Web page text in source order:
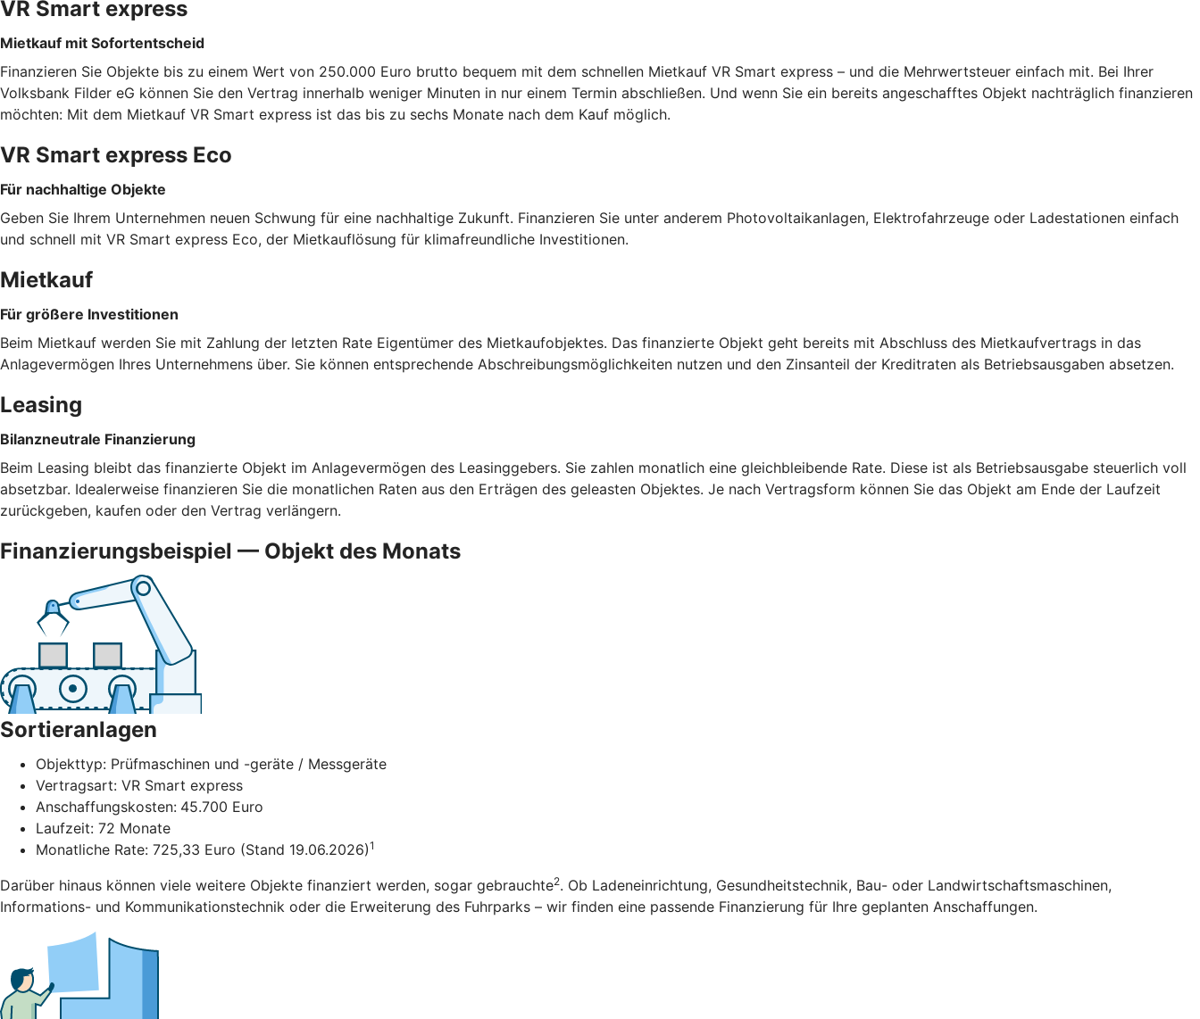
VR Smart express
Mietkauf mit Sofortentscheid
Finanzieren Sie Objekte bis zu einem Wert von 250.000 Euro brutto bequem mit dem schnellen Mietkauf VR Smart express – und die Mehrwertsteuer einfach mit. Bei Ihrer
Volksbank Filder eG können Sie den Vertrag innerhalb weniger Minuten in nur einem Termin abschließen. Und wenn Sie ein bereits angeschafftes Objekt nachträglich finanzieren
möchten: Mit dem Mietkauf VR Smart express ist das bis zu sechs Monate nach dem Kauf möglich.
VR Smart express Eco
Für nachhaltige Objekte
Geben Sie Ihrem Unternehmen neuen Schwung für eine nachhaltige Zukunft. Finanzieren Sie unter anderem Photovoltaikanlagen, Elektrofahrzeuge oder Ladestationen einfach
und schnell mit VR Smart express Eco, der Mietkauflösung für klimafreundliche Investitionen.
Mietkauf
Für größere Investitionen
Beim Mietkauf werden Sie mit Zahlung der letzten Rate Eigentümer des Mietkaufobjektes. Das finanzierte Objekt geht bereits mit Abschluss des Mietkaufvertrags in das
Anlagevermögen Ihres Unternehmens über. Sie können entsprechende Abschreibungsmöglichkeiten nutzen und den Zinsanteil der Kreditraten als Betriebsausgaben absetzen.
Leasing
Bilanzneutrale Finanzierung
Beim Leasing bleibt das finanzierte Objekt im Anlagevermögen des Leasinggebers. Sie zahlen monatlich eine gleichbleibende Rate. Diese ist als Betriebsausgabe steuerlich voll
absetzbar. Idealerweise finanzieren Sie die monatlichen Raten aus den Erträgen des geleasten Objektes. Je nach Vertragsform können Sie das Objekt am Ende der Laufzeit
zurückgeben, kaufen oder den Vertrag verlängern.
Finanzierungsbeispiel — Objekt des Monats
Sortieranlagen
Objekttyp: Prüfmaschinen und -geräte / Messgeräte
Vertragsart: VR Smart express
Anschaffungskosten: 45.700 Euro
Laufzeit: 72 Monate
Monatliche Rate: 725,33 Euro (Stand 19.06.2026)1
Darüber hinaus können viele weitere Objekte finanziert werden, sogar gebrauchte2. Ob Ladeneinrichtung, Gesundheitstechnik, Bau- oder Landwirtschaftsmaschinen,
Informations- und Kommunikationstechnik oder die Erweiterung des Fuhrparks – wir finden eine passende Finanzierung für Ihre geplanten Anschaffungen.